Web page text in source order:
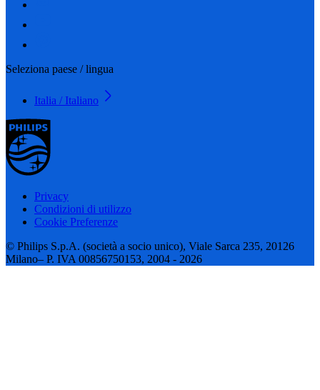
Seleziona paese / lingua
Italia / Italiano
Privacy
Condizioni di utilizzo
Cookie Preferenze
© Philips S.p.A. (società a socio unico), Viale Sarca 235, 20126
Milano– P. IVA 00856750153, 2004 - 2026